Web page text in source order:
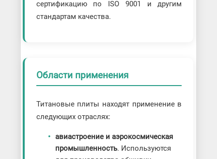
сертификацию по ISO 9001 и другим
стандартам качества.
Области применения
Титановые плиты находят применение в
следующих отраслях:
авиастроение и аэрокосмическая
промышленность. Используются